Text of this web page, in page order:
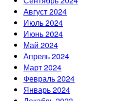
Август 2024
Июль 2024
Июнь 2024
Май 2024
Апрель 2024
Март 2024
Февраль 2024
Январь 2024